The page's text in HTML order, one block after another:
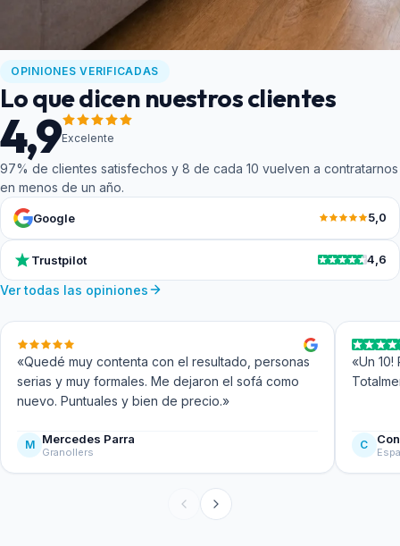
Indicadores de confianza
OPINIONES VERIFICADAS
Lo que dicen nuestros clientes
4,9Excelente
97% de clientes satisfechos y 8 de cada 10 vuelven a contratarnos
en menos de un año.
Google 5,0
Trustpilot 4,6
Ver todas las opiniones
«Quedé muy contenta con el resultado, personas
serias y muy formales. Me dejaron el sofá como
nuevo. Puntuales y bien de precio.»
M Mercedes Parra
Granollers
«Un
C